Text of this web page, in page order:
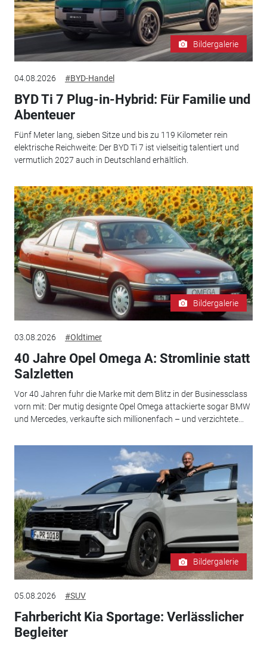
Bildergalerie
04.08.2026 #BYD-Handel
BYD Ti 7 Plug-in-Hybrid: Für Familie und
Abenteuer
Fünf Meter lang, sieben Sitze und bis zu 119 Kilometer rein
elektrische Reichweite: Der BYD Ti 7 ist vielseitig talentiert und
vermutlich 2027 auch in Deutschland erhältlich.
Bildergalerie
03.08.2026 #Oldtimer
40 Jahre Opel Omega A: Stromlinie statt
Salzletten
Vor 40 Jahren fuhr die Marke mit dem Blitz in der Businessclass
vorn mit: Der mutig designte Opel Omega attackierte sogar BMW
und Mercedes, verkaufte sich millionenfach – und verzichtete...
Bildergalerie
05.08.2026 #SUV
Fahrbericht Kia Sportage: Verlässlicher
Begleiter